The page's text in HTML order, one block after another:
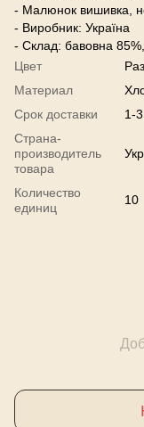
- Малюнок вишивка,
- Виробник: Україна
- Склад: бавовна
Цвет
Материал
Срок доставки
1-
Страна-
производитель
товара
Количество
единиц
10